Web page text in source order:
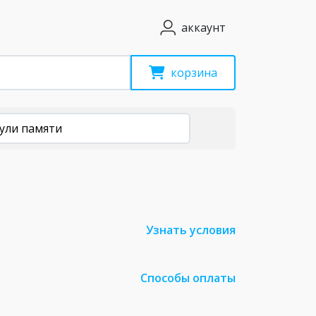
аккаунт
корзина
памяти
Узнать условия
Способы оплаты